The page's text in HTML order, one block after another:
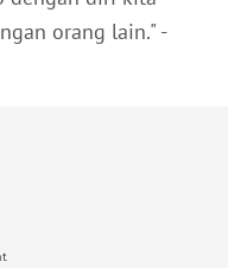
orang lain." -